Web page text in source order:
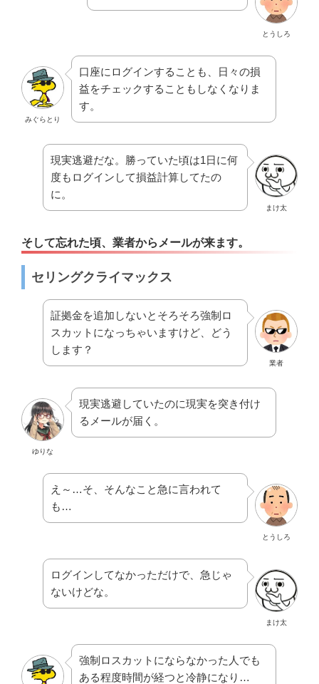
とうしろ
みぐらとり
口座にログインすることも、日々の損
益をチェックすることもしなくなりま
す。
まけ太
現実逃避だな。勝っていた頃は1日に何
度もログインして損益計算してたの
に。
そして忘れた頃、業者からメールが来ます。
セリングクライマックス
業者
証拠金を追加しないとそろそろ強制ロ
スカットになっちゃいますけど、どう
します？
ゆりな
現実逃避していたのに現実を突き付け
るメールが届く。
とうしろ
え～…そ、そんなこと急に言われて
も…
まけ太
ログインしてなかっただけで、急じゃ
ないけどな。
強制ロスカットにならなかった人でも
ある程度時間が経つと冷静になり…